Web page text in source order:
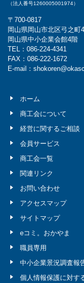
（法人番号1260005001974）
〒700-0817
岡山県岡山市北区弓之町
岡山県中小企業会館4階
TEL：086-224-4341
FAX：086-222-1672
E-mail：
ホーム
商工会について
経営に関するご相談
会員サービス
商工会一覧
関連リンク
お問い合わせ
アクセスマップ
サイトマップ
eコミ。おかやま
職員専用
中小企業景況調査報
個人情報保護に対す